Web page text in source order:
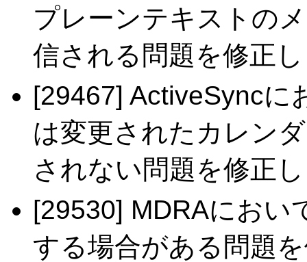
プレーンテキストの
信される問題を修正
[29467] ActiveSyncに
は変更されたカレン
されない問題を修正
[29530] MDRAにおい
する場合がある問題